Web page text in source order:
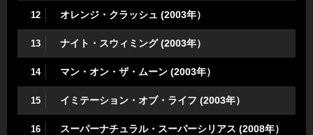
12 オレンジ・クラッシュ (2003年）
13 ナイト・スウィミング (2003年）
14 マン・オン・ザ・ムーン (2003年）
15 イミテーション・オブ・ライフ (2003年）
16 スーパーナチュラル・スーパーシリアス (2008年）